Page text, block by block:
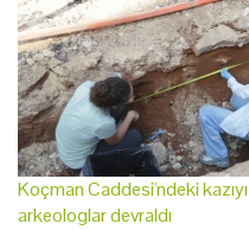
Koçman Caddesi'ndeki
arkeologlar devraldı